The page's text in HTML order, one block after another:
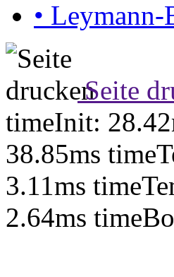
• Leymann-
Seite
timeInit:
38.85ms
3.11ms
2.64ms